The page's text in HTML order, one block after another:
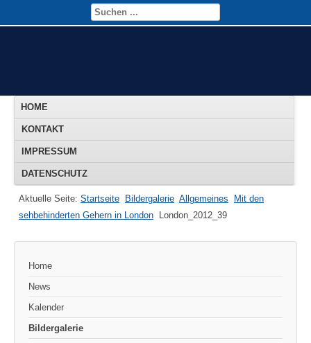
HOME
KONTAKT
IMPRESSUM
DATENSCHUTZ
Aktuelle Seite: Startseite Bildergalerie Allgemeines
Mit den
sehbehinderten Gehern in London
London_2012_39
Home
News
Kalender
Bildergalerie